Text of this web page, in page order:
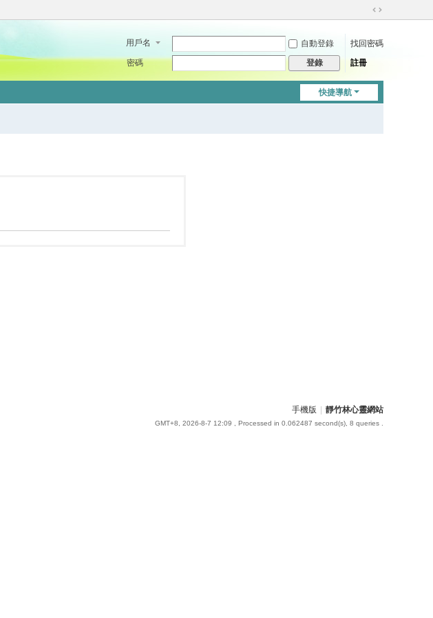
切
到
用戶名 自動登錄
找回密碼
密碼
登錄 註冊
快捷導航
手機版 靜竹林心靈網站
GMT+8, 2026-8-7 12:09 , Processed in 0.062487 second(s), 8 queries .